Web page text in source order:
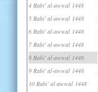
4 Rabi' al-awwal 1448
5 Rabi' al-awwal 1448
6 Rabi' al-awwal 1448
7 Rabi' al-awwal 1448
8 Rabi' al-awwal 1448
9 Rabi' al-awwal 1448
10 Rabi' al-awwal 1448